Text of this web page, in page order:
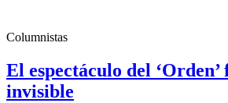
Columnistas
El espectáculo del
invisible